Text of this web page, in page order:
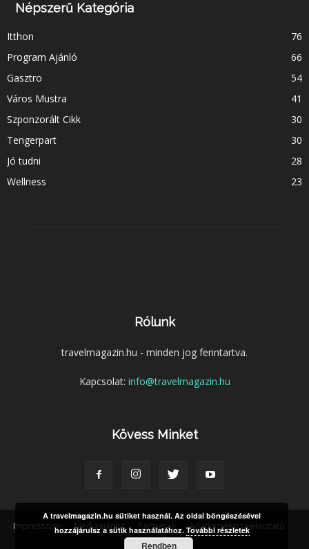
Népszerű Kategória
Itthon
76
Program Ajánló
66
Gasztro
54
Város Mustra
41
Szponzorált Cikk
30
Tengerpart
30
Jó tudni
28
Wellness
23
Rólunk
travelmagazin.hu - minden jog fenntartva.
Kapcsolat: info@travelmagazin.hu
Kövess Minket
Impresszum Médiaajánlat Partnerek
Adatkezelési tájékoztató
Kapcsolat
A travelmagazin.hu sütiket használ. Az oldal böngészésével
hozzájárulsz a sütik használatához. További részletek
Rendben